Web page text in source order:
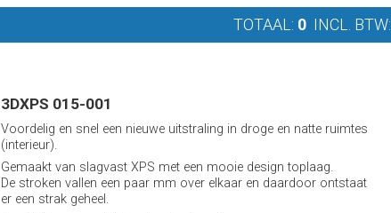
TOTAAL: 0 INCL. BTW:
3DXPS 015-001
Voordelig en snel een nieuwe uitstraling in droge en natte ruimtes
(interieur).
Gemaakt van slagvast XPS met een mooie design toplaag.
De stroken vallen een paar mm over elkaar en daardoor ontstaat
er een strak geheel.